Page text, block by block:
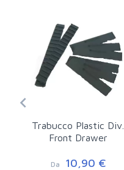
Trabucco Plastic Div.
Front Drawer
Da 10,90 €